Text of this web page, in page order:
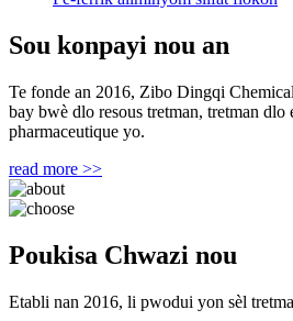
Sou konpayi nou an
Te fonde an 2016, Zibo Dingqi
bay bwè dlo resous tretman, tretman
pharmaceutique yo.
read more >>
Poukisa Chwazi nou
Etabli nan 2016, li pwodui yon sèl